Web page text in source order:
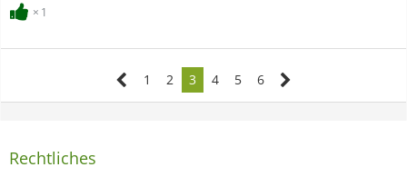
1
1 2 3 4 5 6
Rechtliches